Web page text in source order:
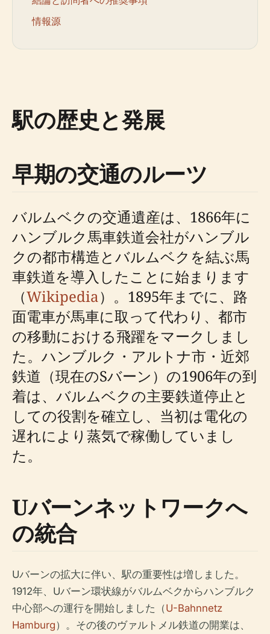
情報源
駅の歴史と発展
早期の交通のルーツ
バルムベクの交通遺産は、1866年に
ハンブルク馬車鉄道会社がハンブル
クの都市構造とバルムベクを結ぶ馬
車鉄道を導入したことに始まります
（Wikipedia）。1895年までに、路
面電車が馬車に取って代わり、都市
の移動における飛躍をマークしまし
た。ハンブルク・アルトナ市・近郊
鉄道（現在のSバーン）の1906年の到
着は、バルムベクの主要鉄道停止と
しての役割を確立し、当初は電化の
遅れにより蒸気で稼働していまし
た。
Uバーンネットワークへ
の統合
Uバーンの拡大に伴い、駅の重要性は増しました。
1912年、Uバーン環状線がバルムベクからハンブルク
中心部への運行を開始しました（U-Bahnnetz
Hamburg）。その後のヴァルトメル鉄道の開業は、